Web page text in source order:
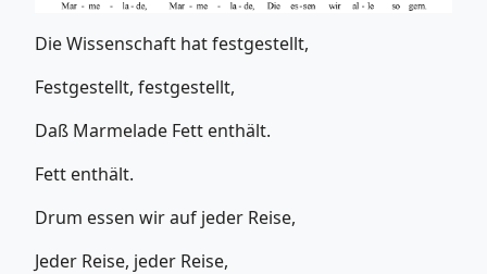
Die Wissenschaft hat festgestellt,
Festgestellt, festgestellt,
Daß Marmelade Fett enthält.
Fett enthält.
Drum essen wir auf jeder Reise,
Jeder Reise, jeder Reise,